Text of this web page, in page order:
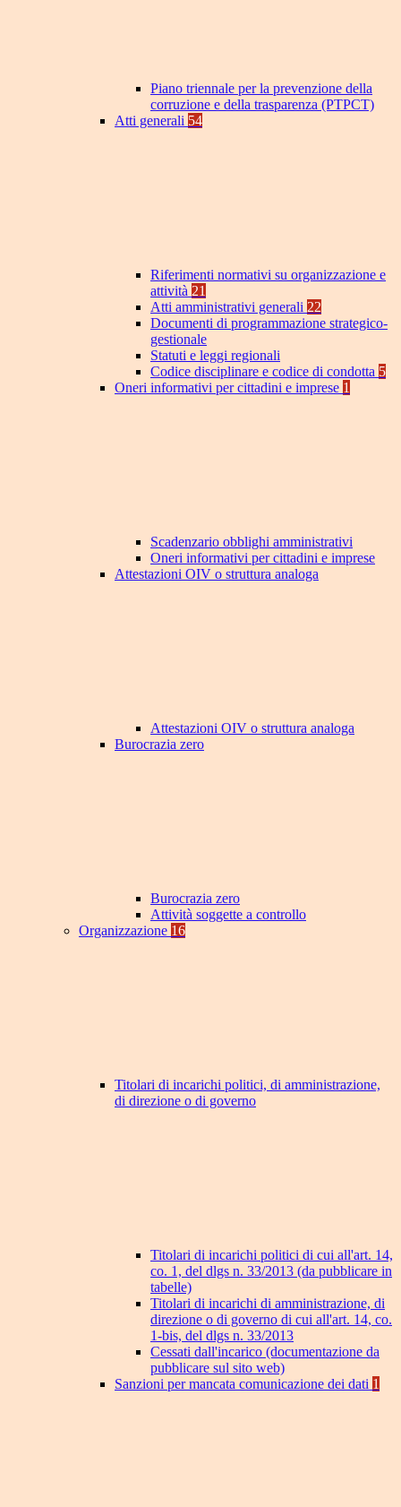
Piano triennale per la prevenzione della
corruzione e della trasparenza (PTPCT)
Atti generali 54
Riferimenti normativi su organizzazione e
attività 21
Atti amministrativi generali 22
Documenti di programmazione strategico-
gestionale
Statuti e leggi regionali
Codice disciplinare e codice di condotta 5
Oneri informativi per cittadini e imprese 1
Scadenzario obblighi amministrativi
Oneri informativi per cittadini e imprese
Attestazioni OIV o struttura analoga
Attestazioni OIV o struttura analoga
Burocrazia zero
Burocrazia zero
Attività soggette a controllo
Organizzazione 16
Titolari di incarichi politici, di amministrazione,
di direzione o di governo
Titolari di incarichi politici di cui all'art. 14,
co. 1, del dlgs n. 33/2013 (da pubblicare in
tabelle)
Titolari di incarichi di amministrazione, di
direzione o di governo di cui all'art. 14, co.
1-bis, del dlgs n. 33/2013
Cessati dall'incarico (documentazione da
pubblicare sul sito web)
Sanzioni per mancata comunicazione dei dati 1